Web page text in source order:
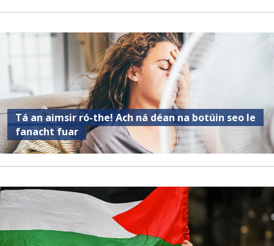
Tá an aimsir ró-the! Ach ná déan na botúin seo le
fanacht fuar